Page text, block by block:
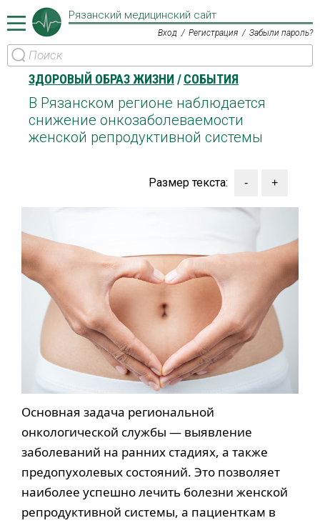
Рязанский медицинский сайт
Вход Регистрация Забыли пароль?
ЗДОРОВЫЙ ОБРАЗ ЖИЗНИ СОБЫТИЯ
В Рязанском регионе наблюдается
снижение онкозаболеваемости
женской репродуктивной системы
Размер текста:
Основная задача региональной
онкологической службы — выявление
заболеваний на ранних стадиях, а также
предопухолевых состояний. Это позволяет
наиболее успешно лечить болезни женской
репродуктивной системы, а пациенткам в